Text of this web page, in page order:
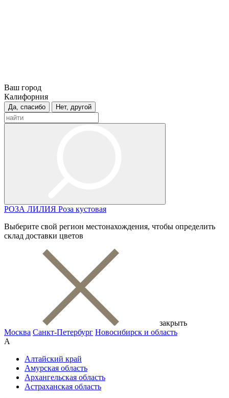
Ваш город
Калифорния
Да, спасибо Нет, другой
РОЗА ЛИЛИЯ Роза кустовая
Выберите свой регион местонахождения, чтобы определить
склад доставки цветов
закрыть
Москва Санкт-Петербург Новосибирск и область
А
Алтайский край
Амурская область
Архангельская область
Астраханская область